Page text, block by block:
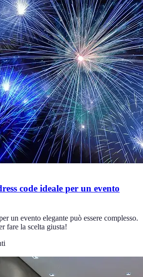
code ideale per un evento
un evento elegante può essere complesso.
fare la scelta giusta!